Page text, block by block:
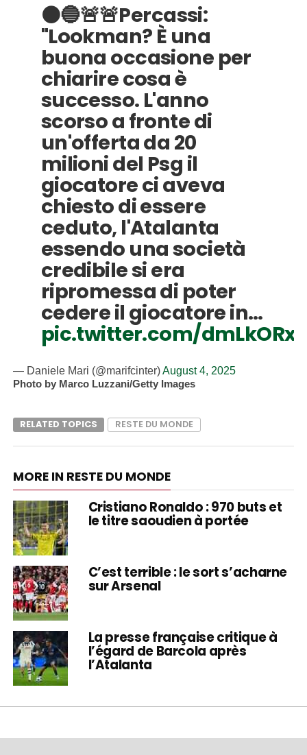
⚫️🔵🚨🚨Percassi:
"Lookman? È una
buona occasione per
chiarire cosa è
successo. L'anno
scorso a fronte di
un'offerta da 20
milioni del Psg il
giocatore ci aveva
chiesto di essere
ceduto, l'Atalanta
essendo una società
credibile si era
ripromessa di poter
cedere il giocatore in…
pic.twitter.com/
— Daniele Mari (@marifcinter)August 4, 2025
Photo by Marco Luzzani/Getty Images
RELATED TOPICS RESTE DU MONDE
MORE IN RESTE DU MONDE
Cristiano Ronaldo : 970 buts et
le titre saoudien à portée
C’est terrible : le sort s’acharne
sur Arsenal
La presse française critique à
l’égard de Barcola après
l’Atalanta